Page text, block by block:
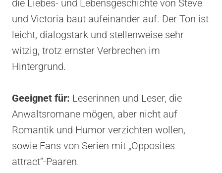
die Liebes- und Lebensgeschichte von Steve
und Victoria baut aufeinander auf. Der Ton ist
leicht, dialogstark und stellenweise sehr
witzig, trotz ernster Verbrechen im
Hintergrund.
Geeignet für: Leserinnen und Leser, die
Anwaltsromane mögen, aber nicht auf
Romantik und Humor verzichten wollen,
sowie Fans von Serien mit „Opposites
attract“-Paaren.